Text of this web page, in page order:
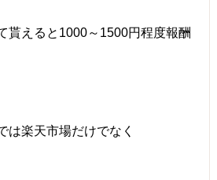
貰えると1000～1500円程度報酬
は楽天市場だけでなく